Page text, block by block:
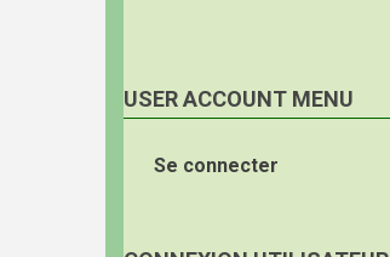
USER ACCOUNT MENU
Se connecter